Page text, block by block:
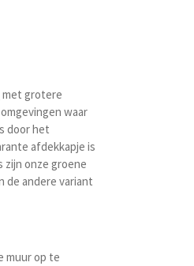
met grotere
waar
door het
afdekkapje is
onze groene
de andere variant
muur op te